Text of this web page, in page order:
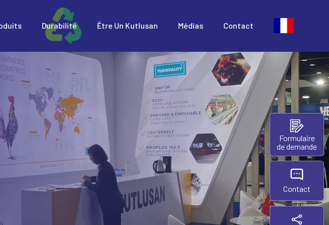
Durabilité Être Un Kutlusan Médias Contact
Formulaire
de demande
Contact